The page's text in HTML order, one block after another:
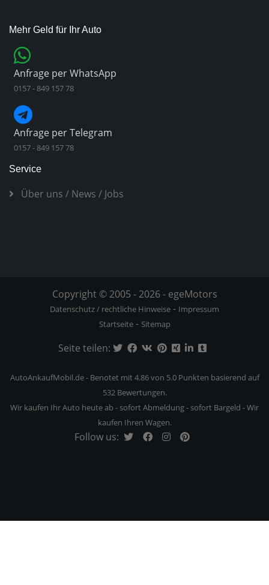
Mehr Geld für Ihr Auto
Anfrage per WhatsApp
0157 - 849 157 78
Anfrage per Telegram
0157 - 849 157 78
Service
Über uns / News / Jobs
Copyright © 2005 - 2026 - egeMotors
Datenschutz / rechtliche Hinweise - Impressum
Startseite- Sitemap
Seite teilen:
AutoAnkaufMobil.de- Benotet mit4.86von 5.0 Punkten basierend auf
532Bewertungen.
Wir kaufen Ihr Auto heute ab - sofort Abmeldung - sofort Bargeld - Wir
kaufen Ihren Wagen.
Follow us: